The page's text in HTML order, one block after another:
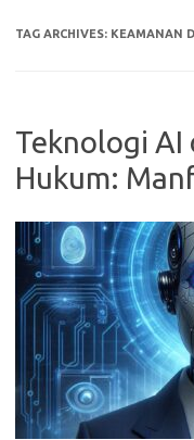
TAG ARCHIVES: KEAMANAN
Teknologi AI
Hukum: